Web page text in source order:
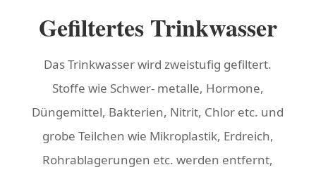
Gefiltertes Trinkwasser
Das Trinkwasser wird zweistufig gefiltert.
Stoffe wie Schwer- metalle, Hormone,
Düngemittel, Bakterien, Nitrit, Chlor etc. und
grobe Teilchen wie Mikroplastik, Erdreich,
Rohrablagerungen etc. werden entfernt,